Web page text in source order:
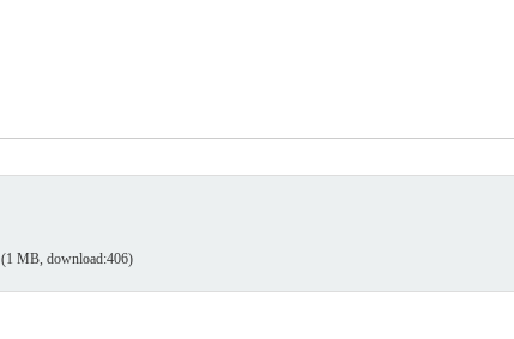
(1 MB, download:406)